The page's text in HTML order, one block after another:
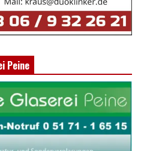
Peine